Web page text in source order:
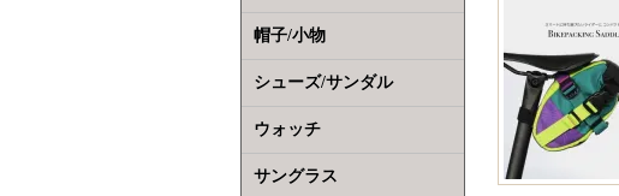
帽子/小物
シューズ/サンダル
ウォッチ
サングラス